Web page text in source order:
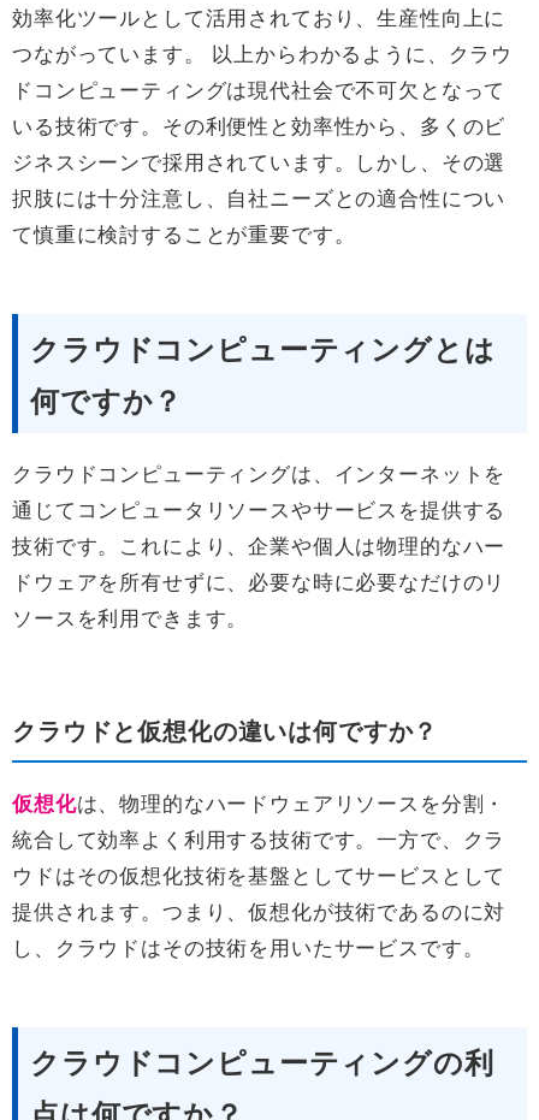
効率化ツールとして活用されており、生産性向上に
つながっています。 以上からわかるように、クラウ
ドコンピューティングは現代社会で不可欠となって
いる技術です。その利便性と効率性から、多くのビ
ジネスシーンで採用されています。しかし、その選
択肢には十分注意し、自社ニーズとの適合性につい
て慎重に検討することが重要です。
クラウドコンピューティングとは
何ですか？
クラウドコンピューティングは、インターネットを
通じてコンピュータリソースやサービスを提供する
技術です。これにより、企業や個人は物理的なハー
ドウェアを所有せずに、必要な時に必要なだけのリ
ソースを利用できます。
クラウドと仮想化の違いは何ですか？
仮想化は、物理的なハードウェアリソースを分割・
統合して効率よく利用する技術です。一方で、クラ
ウドはその仮想化技術を基盤としてサービスとして
提供されます。つまり、仮想化が技術であるのに対
し、クラウドはその技術を用いたサービスです。
クラウドコンピューティングの利